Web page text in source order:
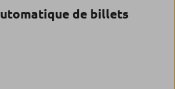
de billets